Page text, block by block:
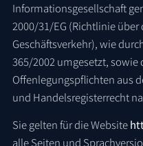
Informationsgesellschaft
2000/31/EG (Richtlinie
Geschäftsverkehr), wie
365/2002 umgesetzt,
Offenlegungspflichten aus
und Handelsregisterrecht
Sie gelten für die Website
alle Seiten und